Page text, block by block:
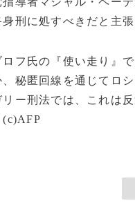
刑に処すべきだと主張
ロフ氏の『使い走り』
秘匿回線を通じてロ
ー刑法では、これは
(c)AFP